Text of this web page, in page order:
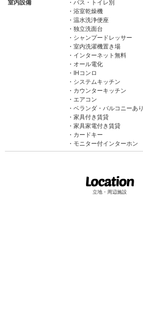
室内設備
バス・トイレ別
浴室乾燥機
温水洗浄便座
独立洗面台
シャンプードレッサー
室内洗濯機置き場
インターネット無料
オール電化
IHコンロ
システムキッチン
カウンターキッチン
エアコン
ベランダ・バルコニーあり
家具付き賃貸
家具家電付き賃貸
カードキー
モニター付インターホン
立地・周辺施設